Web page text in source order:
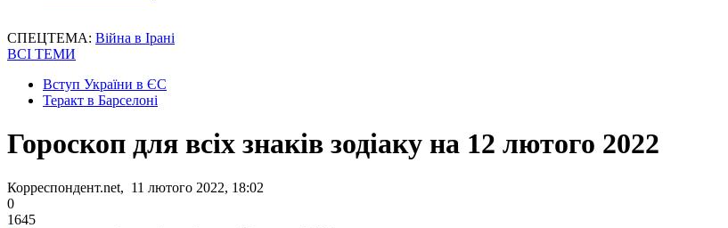
СПЕЦТЕМА: Війна в Ірані
ВСІ ТЕМИ
Вступ України в ЄС
Теракт в Барселоні
Гороскоп для всіх знаків зодіаку на 12 лютого 2022
Корреспондент.net, 11 лютого 2022, 18:02
0
1645